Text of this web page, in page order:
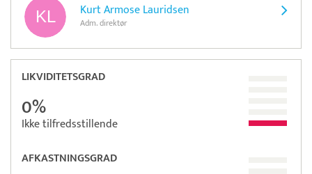
Kurt Armose Lauridsen
Adm. direktør
LIKVIDITETSGRAD
0%
Ikke tilfredsstillende
AFKASTNINGSGRAD